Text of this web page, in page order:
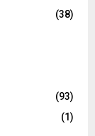
(38)
(93)
(1)